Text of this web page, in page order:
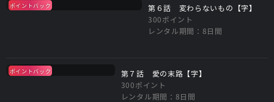
ポイントバック
第６話 変わらないもの【字】
300ポイント
レンタル期間：8日間
ポイントバック
第７話 愛の末路【字】
300ポイント
レンタル期間：8日間